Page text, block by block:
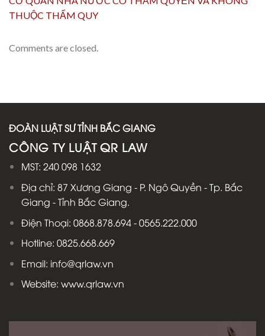
THUỘC THẨM QUY
Comments are closed.
ĐOÀN LUẬT SƯ TỈNH BẮC GIANG
CÔNG TY LUẬT QR LAW
MST: 240 098 1632
Địa chỉ: 87 Xương Giang - P. Ngô Quyền - Tp. Bắc
Giang - Tỉnh Bắc Giang.
Điện Thoại: 0868.878.694 - 0565.222.000
Hotline: 0825.668.669
Email: info@qrlaw.vn
Website: www.qrlaw.vn